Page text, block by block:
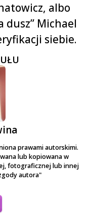
albo
dusz” Michael
siebie.
prawami autorskimi.
lub kopiowana w
fotograficznej lub innej
autora"